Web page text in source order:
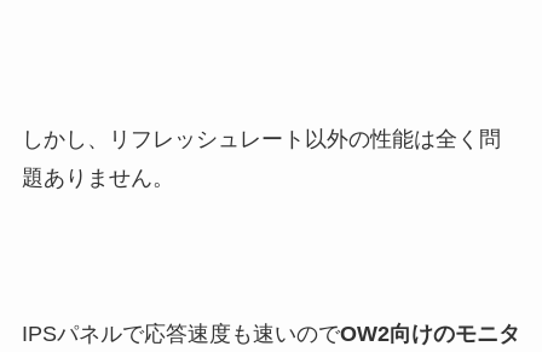
しかし、リフレッシュレート以外の性能は全く問
題ありません。
IPSパネルで応答速度も速いのでOW2向けのモニタ